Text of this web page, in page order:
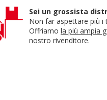
Sei un grossista
Non far aspettare più
Offriamo la più ampia
nostro rivenditore.